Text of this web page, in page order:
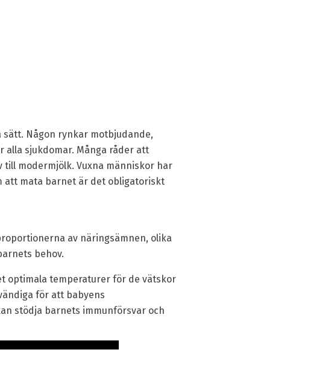
Någon rynkar motbjudande,
sjukdomar. Många råder att
modermjölk. Vuxna människor har
att mata barnet är det obligatoriskt
av näringsämnen, olika
behov.
optimala temperaturer för de vätskor
för att babyens
stödja barnets immunförsvar och